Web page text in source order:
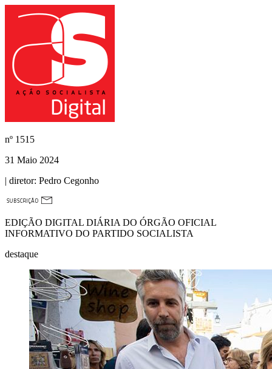
nº 1515
31 Maio 2024
| diretor: Pedro Cegonho
EDIÇÃO DIGITAL DIÁRIA DO ÓRGÃO OFICIAL
INFORMATIVO DO PARTIDO SOCIALISTA
destaque